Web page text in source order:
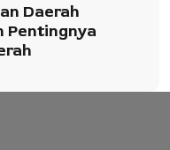
Daerah
Pentingnya